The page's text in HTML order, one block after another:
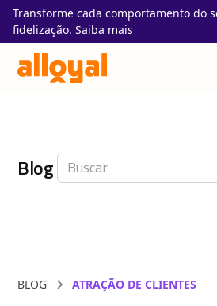
Transforme cada comportamento do
fidelização. Saiba mais
Blog
BLOG ATRAÇÃO DE CLIENTES